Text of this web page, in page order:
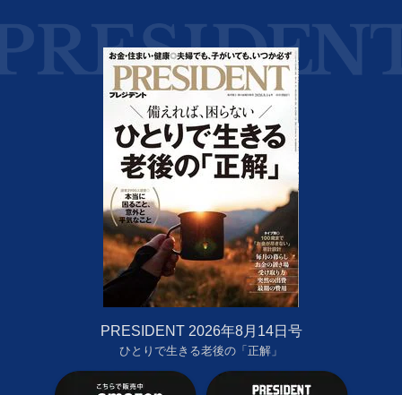
PRESIDENT 2026年8月14日号
ひとりで生きる老後の「正解」